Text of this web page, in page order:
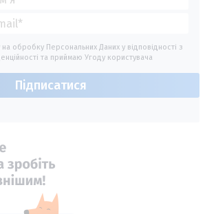
обробку Персональних Даних у відповідності з
та приймаю Угоду користувача